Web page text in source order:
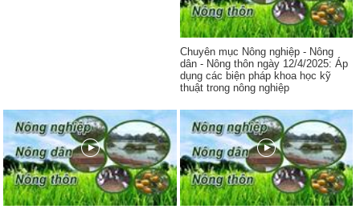
Chuyên mục Nông nghiệp - Nông
dân - Nông thôn ngày 12/4/2025: Áp
dụng các biện pháp khoa học kỹ
thuật trong nông nghiệp